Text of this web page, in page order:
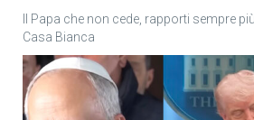
Il Papa che non cede, rapporti sempre
Casa Bianca